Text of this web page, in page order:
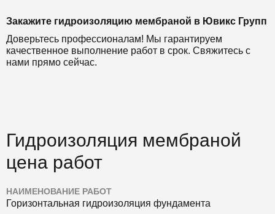
Закажите гидроизоляцию мембраной в Ювикс Групп
Доверьтесь профессионалам! Мы гарантируем
качественное выполнение работ в срок. Свяжитесь с
нами прямо сейчас.
Гидроизоляция мембраной
цена работ
НАИМЕНОВАНИЕ РАБОТ
Горизонтальная гидроизоляция фундамента